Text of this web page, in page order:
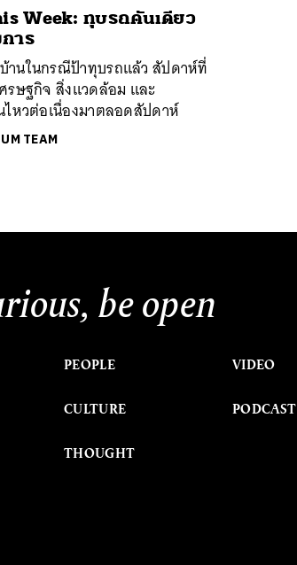
Week: ทุบรถคันเดียว
าร
านในกรณีป้าทุบรถแล้ว สัปดาห์ที่
รษฐกิจ สิ่งแวดล้อม และ
ไหวต่อเนื่องมาตลอดสัปดาห์
TEAM
be open
PEOPLE
CULTURE
THOUGHT
VIDEO
PODCAST